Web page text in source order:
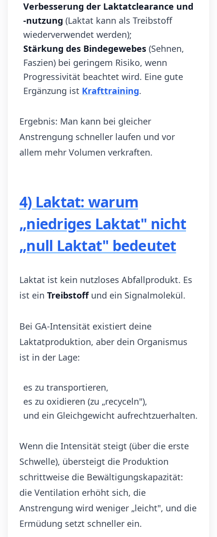
Verbesserung der Laktatclearance und
-nutzung (Laktat kann als Treibstoff
wiederverwendet werden);
Stärkung des Bindegewebes (Sehnen,
Faszien) bei geringem Risiko, wenn
Progressivität beachtet wird. Eine gute
Ergänzung ist Krafttraining.
Ergebnis: Man kann bei gleicher
Anstrengung schneller laufen und vor
allem mehr Volumen verkraften.
4) Laktat: warum
„niedriges Laktat" nicht
„null Laktat" bedeutet
Laktat ist kein nutzloses Abfallprodukt. Es
ist ein Treibstoffund ein Signalmolekül.
Bei GA-Intensität existiert deine
Laktatproduktion, aber dein Organismus
ist in der Lage:
es zu transportieren,
es zu oxidieren (zu „recyceln"),
und ein Gleichgewicht aufrechtzuerhalten.
Wenn die Intensität steigt (über die erste
Schwelle), übersteigt die Produktion
schrittweise die Bewältigungskapazität:
die Ventilation erhöht sich, die
Anstrengung wird weniger „leicht", und die
Ermüdung setzt schneller ein.